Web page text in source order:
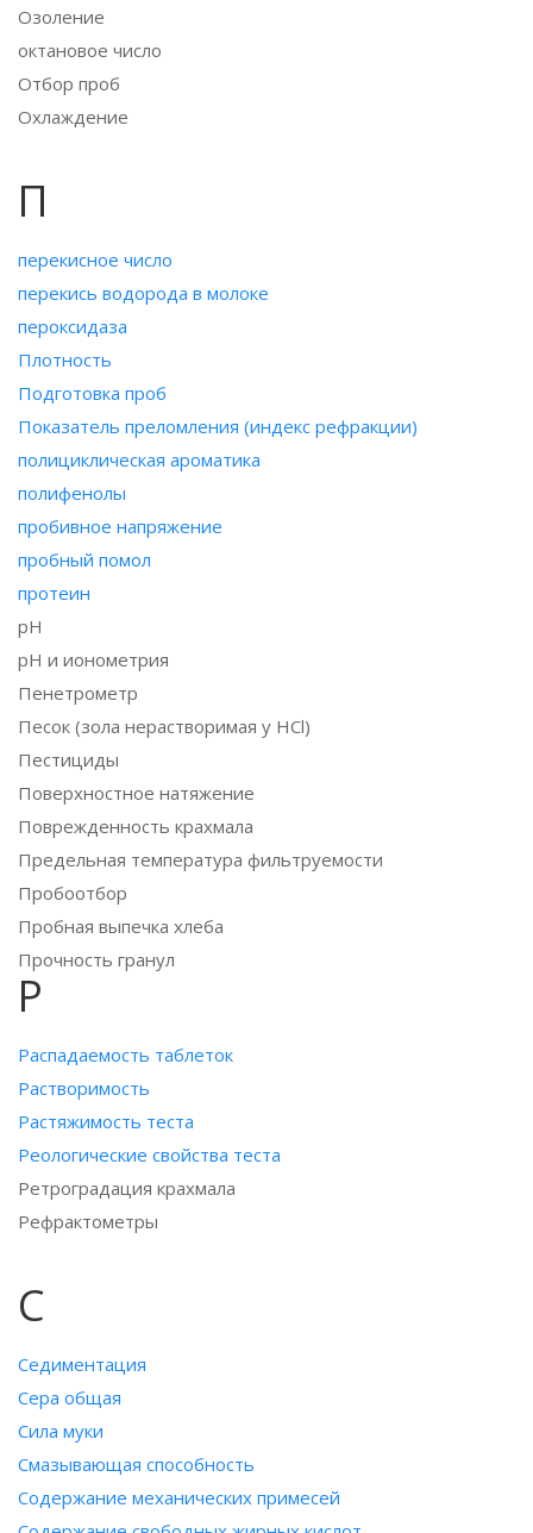
Озоление
октановое число
Отбор проб
Охлаждение
П
перекисное число
перекись водорода в молоке
пероксидаза
Плотность
Подготовка проб
Показатель преломления (индекс рефракции)
полициклическая ароматика
полифенолы
пробивное напряжение
пробный помол
протеин
pH
pH и ионометрия
Пенетрометр
Песок (зола нерастворимая у НСl)
Пестициды
Поверхностное натяжение
Поврежденность крахмала
Предельная температура фильтруемости
Пробоотбор
Пробная выпечка хлеба
Прочность гранул
Р
Распадаемость таблеток
Растворимость
Растяжимость теста
Реологические свойства теста
Ретроградация крахмала
Рефрактометры
С
Седиментация
Сера общая
Сила муки
Смазывающая способность
Содержание механических примесей